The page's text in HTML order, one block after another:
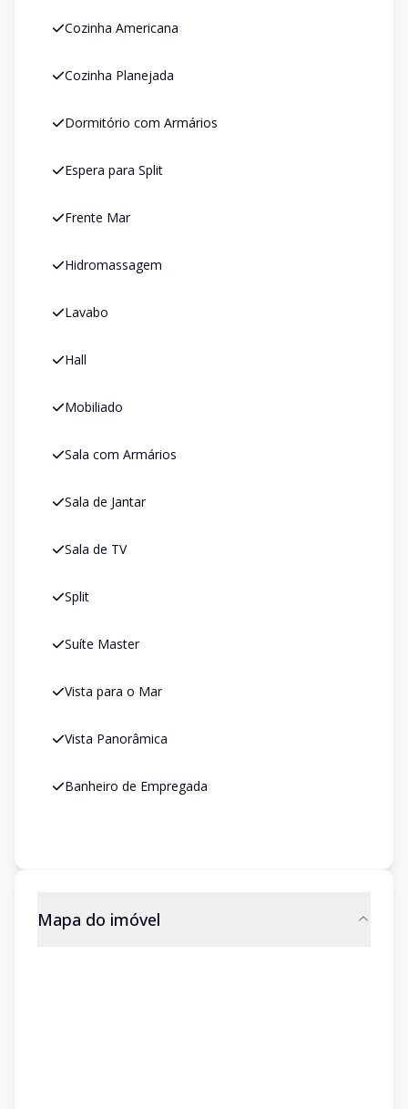
Cozinha Americana
Cozinha Planejada
Dormitório com Armários
Espera para Split
Frente Mar
Hidromassagem
Lavabo
Hall
Mobiliado
Sala com Armários
Sala de Jantar
Sala de TV
Split
Suíte Master
Vista para o Mar
Vista Panorâmica
Banheiro de Empregada
Mapa do imóvel